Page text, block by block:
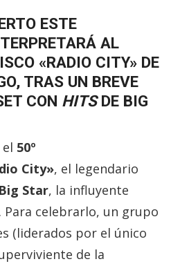
ESTE
AL
«RADIO CITY» DE
TRAS UN BREVE
CON HITSDE BIG
50º
City», el legendario
Big Star, la influyente
. Para celebrarlo, un grupo
(liderados por el único
de la